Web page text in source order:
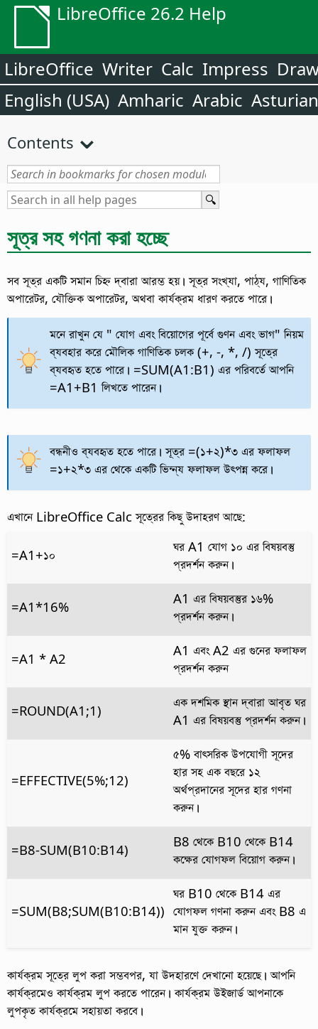
LibreOffice 26.2 Help
LibreOffice Writer Calc Impress
English (USA) Amharic Arabic Asturian
Contents
সূত্র সহ গণনা করা হচ্ছে
সব সূত্র একটি সমান চিহ্ন দ্বারা আরম্ভ হয়। সূত্র সংখ্যা, পাঠ্য, গাণিতিক
অপারেটর, যৌক্তিক অপারেটর, অথবা কার্যক্রম ধারণ করতে পারে।
মনে রাখুন যে " যোগ এবং বিয়োগের পূর্বে গুণন এবং ভাগ" নিয়ম
ব্যবহার করে মৌলিক গাণিতিক চলক (+, -, *, /) সূত্রে
ব্যবহৃত হতে পারে। =SUM(A1:B1) এর পরিবর্তে আপনি
=A1+B1 লিখতে পারেন।
বন্ধনীও ব্যবহৃত হতে পারে। সূত্র =(১+২)*৩ এর ফলাফল
=১+২*৩ এর থেকে একটি ভিন্ন্য ফলাফল উৎপন্ন করে।
এখানে LibreOffice Calc সূত্রের কিছু উদাহরণ আছে:
=A1+১০
ঘর A1 যোগ ১০ এর বিষয়বস্তু
প্রদর্শন করুন।
=A1*16%
A1 এর বিষয়বস্তুর ১৬%
প্রদর্শন করুন।
=A1 * A2
A1 এবং A2 এর গুনের ফলাফল
প্রদর্শন করুন
=ROUND(A1;1)
এক দশমিক স্থান দ্বারা আবৃত ঘর
A1 এর বিষয়বস্তু প্রদর্শন করুন।
=EFFECTIVE(5%;12)
৫% বাৎসরিক উপযোগী সূদের
হার সহ এক বছরে ১২
অর্থপ্রদানের সূদের হার গণনা
করুন।
=B8-SUM(B10:B14)
B8 থেকে B10 থেকে B14
কক্ষের যোগফল বিয়োগ করুন।
=SUM(B8;SUM(B10:B14))
ঘর B10 থেকে B14 এর
যোগফল গণনা করুন এবং B8 এ
মান যুক্ত করুন।
কার্যক্রম সূত্রে লুপ করা সম্ভবপর, যা উদহারণে দেখানো হয়েছে। আপনি
কার্যক্রমেও কার্যক্রম লুপ করতে পারেন। কার্যক্রম উইজার্ড আপনাকে
লুপকৃত কার্যক্রমে সহায়তা করবে।